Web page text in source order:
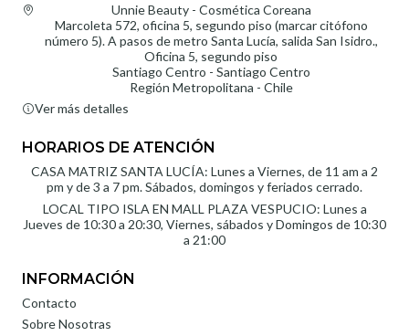
Unnie Beauty - Cosmética Coreana
Marcoleta 572, oficina 5, segundo piso (marcar citófono
número 5). A pasos de metro Santa Lucía, salida San Isidro.,
Oficina 5, segundo piso
Santiago Centro - Santiago Centro
Región Metropolitana - Chile
Ver más detalles
HORARIOS DE ATENCIÓN
CASA MATRIZ SANTA LUCÍA: Lunes a Viernes, de 11 am a 2
pm y de 3 a 7 pm. Sábados, domingos y feriados cerrado.
LOCAL TIPO ISLA EN MALL PLAZA VESPUCIO: Lunes a
Jueves de 10:30 a 20:30, Viernes, sábados y Domingos de 10:30
a 21:00
INFORMACIÓN
Contacto
Sobre Nosotras